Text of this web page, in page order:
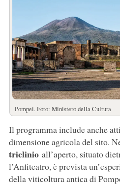
Pompei. Foto: Ministero della Cultura
Il programma include anche
dimensione agricola del sito.
triclinio all’aperto, situato
l’Anfiteatro, è prevista
della viticoltura antica di